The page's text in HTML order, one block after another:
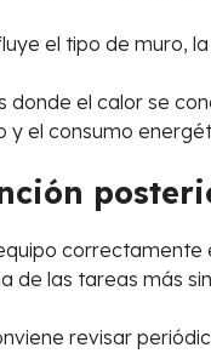
el tipo de muro,
donde el calor se
y el consumo
correctamente
de las tareas más
revisar